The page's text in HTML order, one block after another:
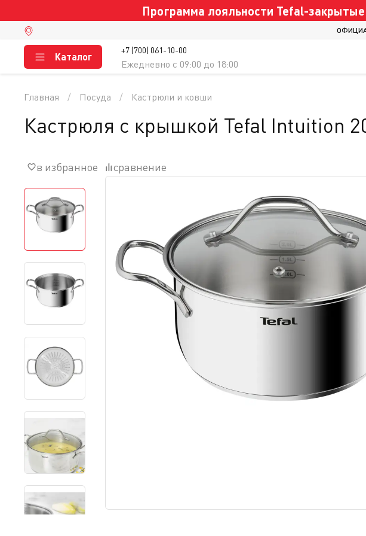
Программа лояльности Tefal-
+7 (700) 061-10-00
Ежедневно c 09:00 до 18:00
Каталог
Главная Посуда Кастрюли и ковши
Кастрюля с крышкой Tefal Intuition
в избранное сравнение